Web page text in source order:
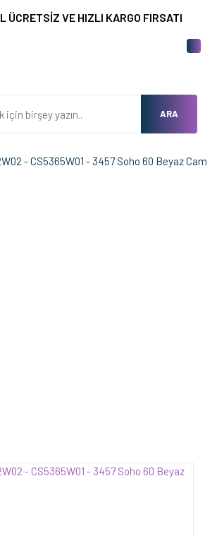
ÜCRETSİZ VE HIZLI KARGO FIRSATI
ARA